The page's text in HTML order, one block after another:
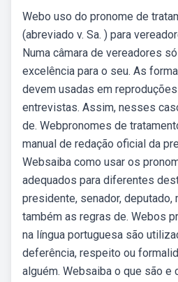
Webo uso do pronome de
(abreviado v. Sa. ) para
Numa câmara de vereadores
excelência para o seu. As
devem usadas em
entrevistas. Assim, nesses
de. Webpronomes de
manual de redação oficial da
Websaiba como usar os
adequados para diferentes
presidente, senador, deputado,
também as regras de. Webos
na língua portuguesa são
deferência, respeito ou
alguém. Websaiba o que são e